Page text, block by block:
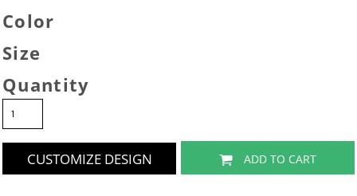
Color
Size
Quantity
CUSTOMIZE DESIGN ADD TO CART